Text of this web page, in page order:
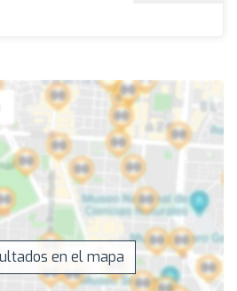
en el mapa